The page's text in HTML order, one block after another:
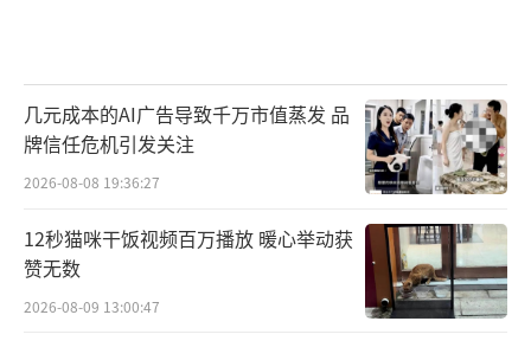
几元成本的AI广告导致千万市值蒸发 品
牌信任危机引发关注
2026-08-08 19:36:27
12秒猫咪干饭视频百万播放 暖心举动获
赞无数
2026-08-09 13:00:47